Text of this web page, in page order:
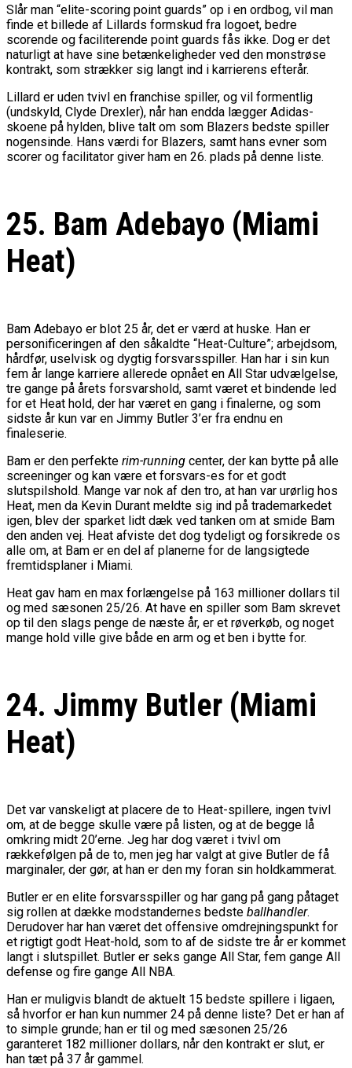
Slår man “elite-scoring point guards” op i en ordbog, vil man
finde et billede af Lillards formskud fra logoet, bedre
scorende og faciliterende point guards fås ikke. Dog er det
naturligt at have sine betænkeligheder ved den monstrøse
kontrakt, som strækker sig langt ind i karrierens efterår.
Lillard er uden tvivl en franchise spiller, og vil formentlig
(undskyld, Clyde Drexler), når han endda lægger Adidas-
skoene på hylden, blive talt om som Blazers bedste spiller
nogensinde. Hans værdi for Blazers, samt hans evner som
scorer og facilitator giver ham en 26. plads på denne liste.
25. Bam Adebayo (Miami
Heat)
Bam Adebayo er blot 25 år, det er værd at huske. Han er
personificeringen af den såkaldte “Heat-Culture”; arbejdsom,
hårdfør, uselvisk og dygtig forsvarsspiller. Han har i sin kun
fem år lange karriere allerede opnået en All Star udvælgelse,
tre gange på årets forsvarshold, samt været et bindende led
for et Heat hold, der har været en gang i finalerne, og som
sidste år kun var en Jimmy Butler 3’er fra endnu en
finaleserie.
Bam er den perfekte rim-running center, der kan bytte på alle
screeninger og kan være et forsvars-es for et godt
slutspilshold. Mange var nok af den tro, at han var urørlig hos
Heat, men da Kevin Durant meldte sig ind på trademarkedet
igen, blev der sparket lidt dæk ved tanken om at smide Bam
den anden vej. Heat afviste det dog tydeligt og forsikrede os
alle om, at Bam er en del af planerne for de langsigtede
fremtidsplaner i Miami.
Heat gav ham en max forlængelse på 163 millioner dollars til
og med sæsonen 25/26. At have en spiller som Bam skrevet
op til den slags penge de næste år, er et røverkøb, og noget
mange hold ville give både en arm og et ben i bytte for.
24. Jimmy Butler (Miami
Heat)
Det var vanskeligt at placere de to Heat-spillere, ingen tvivl
om, at de begge skulle være på listen, og at de begge lå
omkring midt 20’erne. Jeg har dog været i tvivl om
rækkefølgen på de to, men jeg har valgt at give Butler de få
marginaler, der gør, at han er den my foran sin holdkammerat.
Butler er en elite forsvarsspiller og har gang på gang påtaget
sig rollen at dække modstandernes bedste ballhandler.
Derudover har han været det offensive omdrejningspunkt for
et rigtigt godt Heat-hold, som to af de sidste tre år er kommet
langt i slutspillet. Butler er seks gange All Star, fem gange All
defense og fire gange All NBA.
Han er muligvis blandt de aktuelt 15 bedste spillere i ligaen,
så hvorfor er han kun nummer 24 på denne liste? Det er han af
to simple grunde; han er til og med sæsonen 25/26
garanteret 182 millioner dollars, når den kontrakt er slut, er
han tæt på 37 år gammel.